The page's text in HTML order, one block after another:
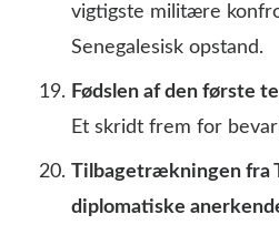
vigtigste militære
Senegalesisk opstand.
Fødslen af den første
Et skridt frem for
Tilbagetrækningen fra
diplomatiske